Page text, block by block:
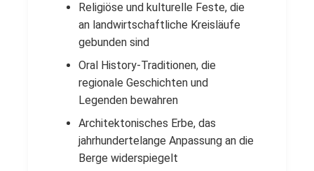
Religiöse und kulturelle Feste, die
an landwirtschaftliche Kreisläufe
gebunden sind
Oral History-Traditionen, die
regionale Geschichten und
Legenden bewahren
Architektonisches Erbe, das
jahrhundertelange Anpassung an die
Berge widerspiegelt